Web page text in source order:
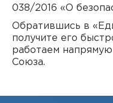
038/2016 «О
Обратившись в
получите его
работаем
Союза.